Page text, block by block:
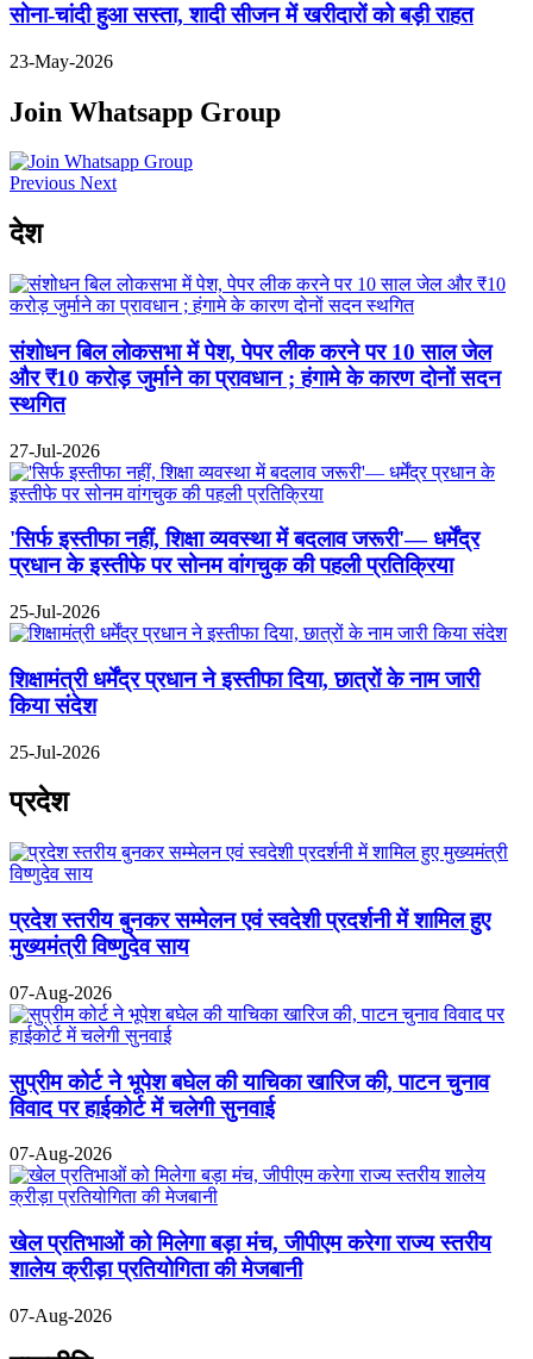
सोना-चांदी हुआ सस्ता, शादी सीजन में खरीदारों को बड़ी राहत
23-May-2026
Join Whatsapp Group
Previous Next
देश
संशोधन बिल लोकसभा में पेश, पेपर लीक करने पर 10 साल जेल
और ₹10 करोड़ जुर्माने का प्रावधान ; हंगामे के कारण दोनों सदन
स्थगित
27-Jul-2026
'सिर्फ इस्तीफा नहीं, शिक्षा व्यवस्था में बदलाव जरूरी'— धर्मेंद्र
प्रधान के इस्तीफे पर सोनम वांगचुक की पहली प्रतिक्रिया
25-Jul-2026
शिक्षामंत्री धर्मेंद्र प्रधान ने इस्तीफा दिया, छात्रों के नाम जारी
किया संदेश
25-Jul-2026
प्रदेश
प्रदेश स्तरीय बुनकर सम्मेलन एवं स्वदेशी प्रदर्शनी में शामिल हुए
मुख्यमंत्री विष्णुदेव साय
07-Aug-2026
सुप्रीम कोर्ट ने भूपेश बघेल की याचिका खारिज की, पाटन चुनाव
विवाद पर हाईकोर्ट में चलेगी सुनवाई
07-Aug-2026
खेल प्रतिभाओं को मिलेगा बड़ा मंच, जीपीएम करेगा राज्य स्तरीय
शालेय क्रीड़ा प्रतियोगिता की मेजबानी
07-Aug-2026